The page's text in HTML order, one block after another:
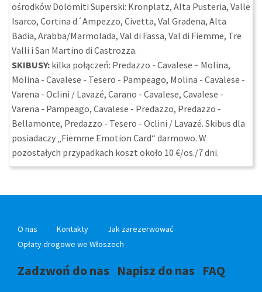
ośrodków Dolomiti Superski: Kronplatz, Alta Pusteria, Valle
Isarco, Cortina d´Ampezzo, Civetta, Val Gradena, Alta
Badia, Arabba/Marmolada, Val di Fassa, Val di Fiemme, Tre
Valli i San Martino di Castrozza.
SKIBUSY: kilka połączeń: Predazzo - Cavalese – Molina,
Molina - Cavalese - Tesero - Pampeago, Molina - Cavalese -
Varena - Oclini / Lavazé, Carano - Cavalese, Cavalese -
Varena - Pampeago, Cavalese - Predazzo, Predazzo -
Bellamonte, Predazzo - Tesero - Oclini / Lavazé. Skibus dla
posiadaczy „Fiemme Emotion Card“ darmowo. W
pozostałych przypadkach koszt około 10 €/os./7 dni.
O nas Kontakty
Jak zarezerwować
Opłaty drogowe we Włoszech
Zadzwoń do nas Napisz do nas FAQ